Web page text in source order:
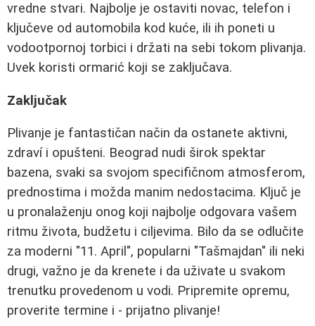
vredne stvari. Najbolje je ostaviti novac, telefon i
ključeve od automobila kod kuće, ili ih poneti u
vodootpornoj torbici i držati na sebi tokom plivanja.
Uvek koristi ormarić koji se zaključava.
Zaključak
Plivanje je fantastičan način da ostanete aktivni,
zdraví i opušteni. Beograd nudi širok spektar
bazena, svaki sa svojom specifičnom atmosferom,
prednostima i možda manim nedostacima. Ključ je
u pronalaženju onog koji najbolje odgovara vašem
ritmu života, budžetu i ciljevima. Bilo da se odlučite
za moderni "11. April", popularni "Tašmajdan" ili neki
drugi, važno je da krenete i da uživate u svakom
trenutku provedenom u vodi. Pripremite opremu,
proverite termine i - prijatno plivanje!